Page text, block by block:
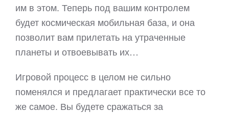
им в этом. Теперь под вашим контролем
будет космическая мобильная база, и она
позволит вам прилетать на утраченные
планеты и отвоевывать их…
Игровой процесс в целом не сильно
поменялся и предлагает практически все то
же самое. Вы будете сражаться за